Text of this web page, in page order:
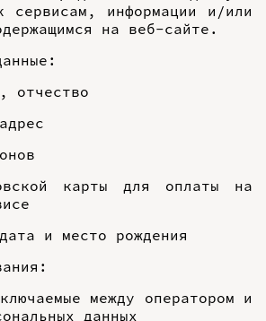
сервисам, информации и/или
на веб-сайте.
отчество
карты для оплаты на
и место рождения
между оператором и
данных